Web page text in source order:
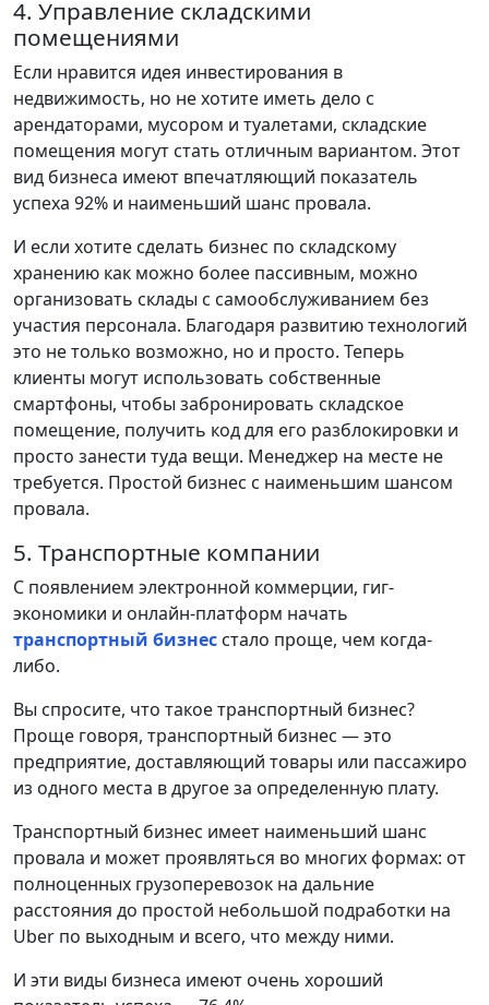
4. Управление складскими
помещениями
Если нравится идея инвестирования в
недвижимость, но не хотите иметь дело с
арендаторами, мусором и туалетами, складские
помещения могут стать отличным вариантом. Этот
вид бизнеса имеют впечатляющий показатель
успеха 92% и наименьший шанс провала.
И если хотите сделать бизнес по складскому
хранению как можно более пассивным, можно
организовать склады с самообслуживанием без
участия персонала. Благодаря развитию технологий
это не только возможно, но и просто. Теперь
клиенты могут использовать собственные
смартфоны, чтобы забронировать складское
помещение, получить код для его разблокировки и
просто занести туда вещи. Менеджер на месте не
требуется. Простой бизнес с наименьшим шансом
провала.
5. Транспортные компании
С появлением электронной коммерции, гиг-
экономики и онлайн-платформ начать
транспортный бизнес стало проще, чем когда-
либо.
Вы спросите, что такое транспортный бизнес?
Проще говоря, транспортный бизнес — это
предприятие, доставляющий товары или пассажиро
из одного места в другое за определенную плату.
Транспортный бизнес имеет наименьший шанс
провала и может проявляться во многих формах: от
полноценных грузоперевозок на дальние
расстояния до простой небольшой подработки на
Uber по выходным и всего, что между ними.
И эти виды бизнеса имеют очень хороший